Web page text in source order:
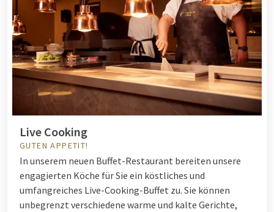
Live Cooking
GUTEN APPETIT!
In unserem neuen Buffet-Restaurant bereiten unsere
engagierten Köche für Sie ein köstliches und
umfangreiches Live-Cooking-Buffet zu. Sie können
unbegrenzt verschiedene warme und kalte Gerichte,